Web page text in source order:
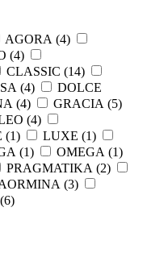
AGORA (4)
(4)
CLASSIC (14)
(4)
DOLCE
(4) GRACIA (5)
(4)
(1) LUXE (1)
(1) OMEGA (1)
PRAGMATIKA (2)
(3)
6)